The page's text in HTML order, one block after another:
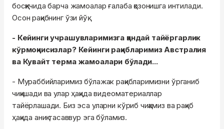
босқичида барча жамоалар ғалаба қозонишга интилади.
Осон рақибнинг ўзи йўқ.
- Кейинги учрашувларимизга қандай тайёргарлик
кўрмоқчисизлар? Кейинги рақибларимиз Австралия
ва Кувайт терма жамоалари бўлади...
- Мураббийларимиз бўлажак рақибларимизни ўрганиб
чиқишади ва улар ҳақида видеоматериаллар
тайёрлашади. Биз эса уларни кўриб чиқамиз ва рақиб
ҳақида аниқ тасаввур эга бўламиз.